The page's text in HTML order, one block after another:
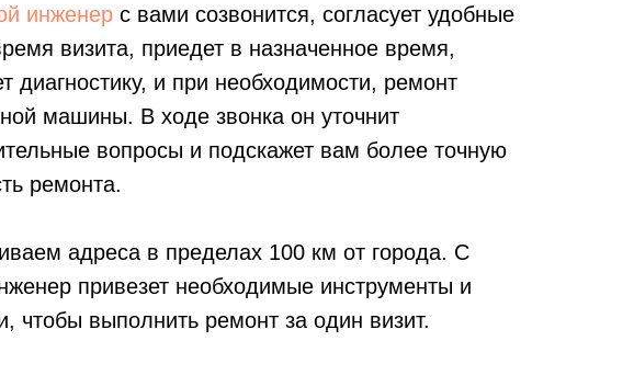
инженер с вами созвонится, согласует удобные
визита, приедет в назначенное время,
диагностику, и при необходимости, ремонт
машины. В ходе звонка он уточнит
вопросы и подскажет вам более точную
ремонта.
адреса в пределах 100 км от города. С
привезет необходимые инструменты и
чтобы выполнить ремонт за один визит.